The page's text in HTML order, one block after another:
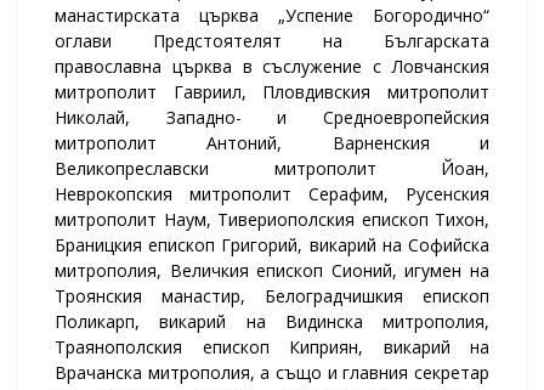
манастирската църква „Успение Богородично“
оглави Предстоятелят на Българската
православна църква в съслужение с Ловчанския
митрополит Гавриил, Пловдивския митрополит
Николай, Западно- и Средноевропейския
митрополит Антоний, Варненския и
Великопреславски митрополит Йоан,
Неврокопския митрополит Серафим, Русенския
митрополит Наум, Тивериополския епископ Тихон,
Браницкия епископ Григорий, викарий на Софийска
митрополия, Величкия епископ Сионий, игумен на
Троянския манастир, Белоградчишкия епископ
Поликарп, викарий на Видинска митрополия,
Траянополския епископ Киприян, викарий на
Врачанска митрополия, а също и главния секретар